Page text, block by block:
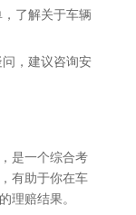
了解关于车辆
，建议咨询安
是一个综合考
有助于你在车
理赔结果。